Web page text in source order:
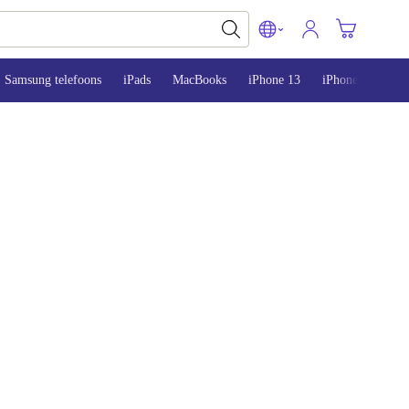
Samsung telefoons iPads MacBooks iPhone 13 iPhone 14